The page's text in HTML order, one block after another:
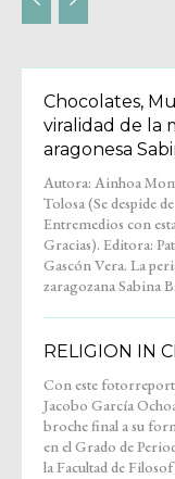
Chocolates,
viralidad de la
aragonesa
Autora: Ainhoa
Tolosa (Se despide de
Entremedios con
Gracias). Editora: Patricia
Gascón Vera. La periodista
zaragozana Sabina
tras años como
televisión y locutora de spots
para grandes
comenzó su andadura en
RELIGION IN
Con este
Jacobo García
broche final a su
en el Grado de
la Facultad de
Letras y cierra
etapa como
Entremedios. Su